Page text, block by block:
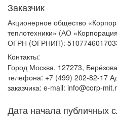
Заказчик
Акционерное общество
теплотехники» (АО
ОГРН (ОГРНИП):
Контакты:
Город Москва, 127273,
телефона: +7 (499) 202-82-17
заказчика: e-mail: info@corp-
Дата начала публичных